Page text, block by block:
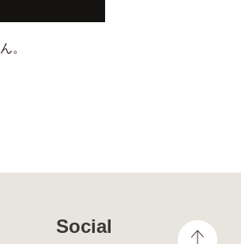
。
Social